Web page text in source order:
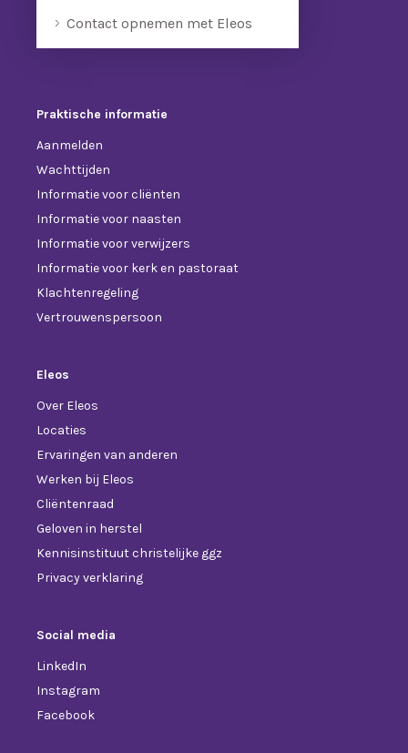
Contact opnemen met Eleos
Praktische informatie
Aanmelden
Wachttijden
Informatie voor cliënten
Informatie voor naasten
Informatie voor verwijzers
Informatie voor kerk en pastoraat
Klachtenregeling
Vertrouwenspersoon
Eleos
Over Eleos
Locaties
Ervaringen van anderen
Werken bij Eleos
Cliëntenraad
Geloven in herstel
Kennisinstituut christelijke ggz
Privacy verklaring
Social media
LinkedIn
Instagram
Facebook